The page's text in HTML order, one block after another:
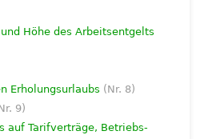
Höhe des Arbeitsentgelts
Erholungsurlaubs (Nr. 8)
9)
auf Tarifverträge, Betriebs-